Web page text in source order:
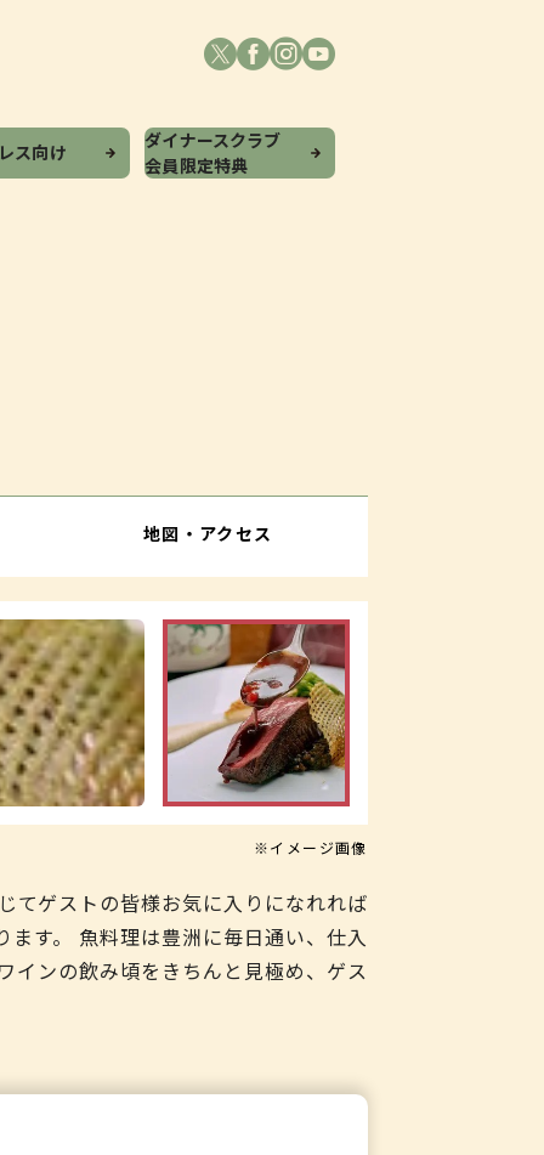
ス向け
ダイナースクラブ
会員限定特典
地図・アクセス
※イメージ画像
てゲストの皆様お気に入りになれれば
す。 魚料理は豊洲に毎日通い、仕入
インの飲み頃をきちんと見極め、ゲス